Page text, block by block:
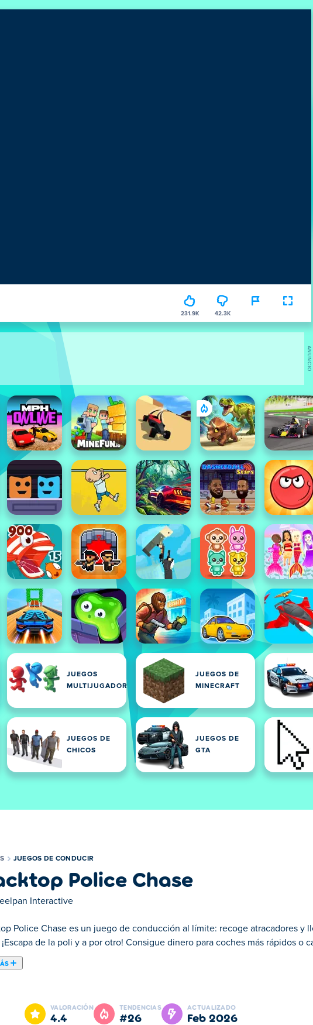
231.9K 42.3K
JUEGOS
MULTIJUGADOR
JUEGOS DE
MINECRAFT
JUEGOS DE
CHICOS
JUEGOS DE
GTA
ANUNCIO
JUEGOS DE CONDUCIR
Police Chase
Interactive
Police Chase es un juego de conducción al límite: recoge atracadores y
¡Escapa de la poli y a por otro! Consigue dinero para coches más rápidos o
en el que el crimen paga... ¡si puedes escapar de la ley! Recoge a
escapar de la persecución y dominar el juego de la huida?
VALORACIÓN
4.4
TENDENCIAS
#26
ACTUALIZADO
feb 2026